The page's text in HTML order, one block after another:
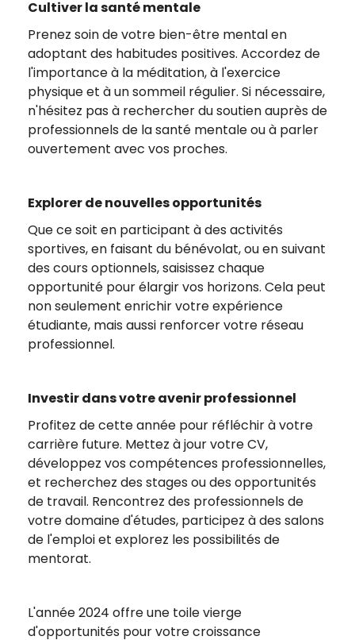
Cultiver la santé mentale
Prenez soin de votre bien-être mental en
adoptant des habitudes positives. Accordez de
l'importance à la méditation, à l'exercice
physique et à un sommeil régulier. Si nécessaire,
n'hésitez pas à rechercher du soutien auprès de
professionnels de la santé mentale ou à parler
ouvertement avec vos proches.
Explorer de nouvelles opportunités
Que ce soit en participant à des activités
sportives, en faisant du bénévolat, ou en suivant
des cours optionnels, saisissez chaque
opportunité pour élargir vos horizons. Cela peut
non seulement enrichir votre expérience
étudiante, mais aussi renforcer votre réseau
professionnel.
Investir dans votre avenir professionnel
Profitez de cette année pour réfléchir à votre
carrière future. Mettez à jour votre CV,
développez vos compétences professionnelles,
et recherchez des stages ou des opportunités
de travail. Rencontrez des professionnels de
votre domaine d'études, participez à des salons
de l'emploi et explorez les possibilités de
mentorat.
L'année 2024 offre une toile vierge
d'opportunités pour votre croissance